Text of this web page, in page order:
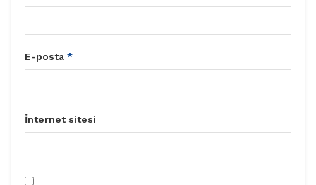
E-posta *
İnternet sitesi